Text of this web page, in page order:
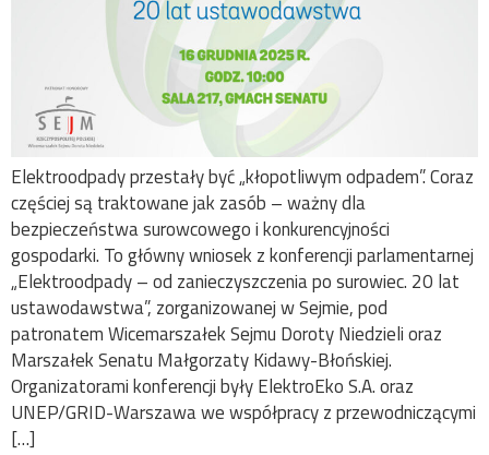
Elektroodpady przestały być „kłopotliwym odpadem”. Coraz
częściej są traktowane jak zasób – ważny dla
bezpieczeństwa surowcowego i konkurencyjności
gospodarki. To główny wniosek z konferencji parlamentarnej
„Elektroodpady – od zanieczyszczenia po surowiec. 20 lat
ustawodawstwa”, zorganizowanej w Sejmie, pod
patronatem Wicemarszałek Sejmu Doroty Niedzieli oraz
Marszałek Senatu Małgorzaty Kidawy-Błońskiej.
Organizatorami konferencji były ElektroEko S.A. oraz
UNEP/GRID-Warszawa we współpracy z przewodniczącymi
[…]